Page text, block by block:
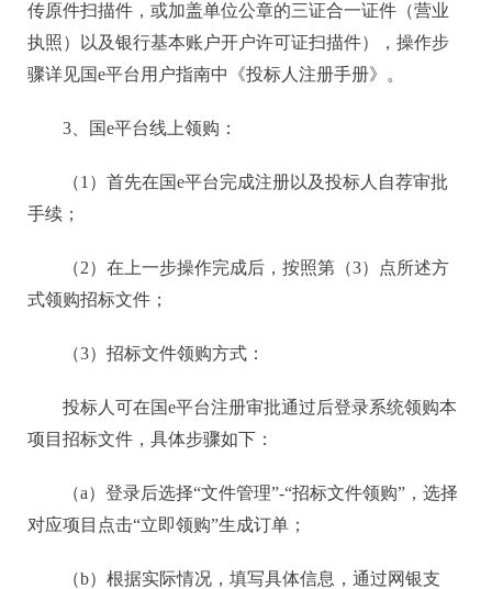
传原件扫描件，或加盖单位公章的三证合一证件（营业
执照）以及银行基本账户开户许可证扫描件），操作步
骤详见国e平台用户指南中《投标人注册手册》。
3、国e平台线上领购：
（1）首先在国e平台完成注册以及投标人自荐审批
手续；
（2）在上一步操作完成后，按照第（3）点所述方
式领购招标文件；
（3）招标文件领购方式：
投标人可在国e平台注册审批通过后登录系统领购本
项目招标文件，具体步骤如下：
（a）登录后选择“文件管理”-“招标文件领购”，选择
对应项目点击“立即领购”生成订单；
（b）根据实际情况，填写具体信息，通过网银支